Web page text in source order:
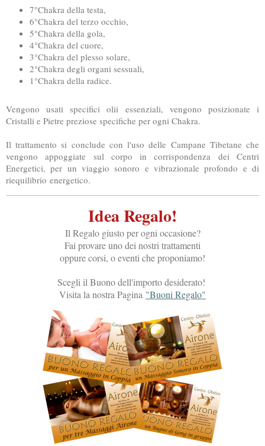
7°Chakra della testa,
6°Chakra del terzo occhio,
5°Chakra della gola,
4°Chakra del cuore,
3°Chakra del plesso solare,
2°Chakra degli organi sessuali,
1°Chakra della radice.
Vengono usati specifici olii essenziali, vengono posizionate i
Cristalli e Pietre preziose specifiche per ogni Chakra.
Il trattamento si conclude con l'uso delle Campane Tibetane che
vengono appoggiate sul corpo in corrispondenza dei Centri
Energetici, per un viaggio sonoro e vibrazionale profondo e di
riequilibrio energetico.
Idea Regalo!
Il Regalo giusto per ogni occasione?
Fai provare uno dei nostri trattamenti
oppure corsi, o eventi che proponiamo!
Scegli il Buono dell'importo desiderato!
Visita la nostra Pagina "Buoni Regalo"